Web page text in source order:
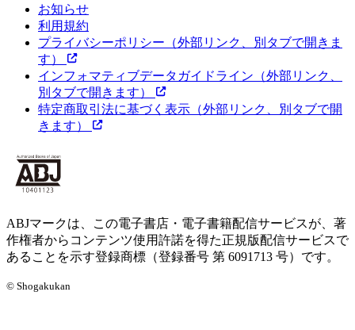
お知らせ
利用規約
プライバシーポリシー （外部リンク、別タブで開きま
す）
インフォマティブデータガイドライン （外部リンク、
別タブで開きます）
特定商取引法に基づく表示 （外部リンク、別タブで開
きます）
ABJマークは、この電子書店・電子書籍配信サービスが、著
作権者からコンテンツ使用許諾を得た正規版配信サービスで
あることを示す登録商標（登録番号 第 6091713 号）です。
© Shogakukan